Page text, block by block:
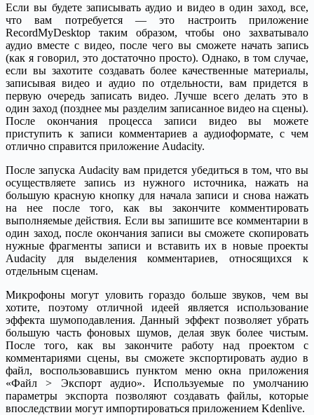
Если вы будете записывать аудио и видео в один заход, все,
что вам потребуется — это настроить приложение
RecordMyDesktop таким образом, чтобы оно захватывало
аудио вместе с видео, после чего вы сможете начать запись
(как я говорил, это достаточно просто). Однако, в том случае,
если вы захотите создавать более качественные материалы,
записывая видео и аудио по отдельности, вам придется в
первую очередь записать видео. Лучше всего делать это в
один заход (позднее мы разделим записанное видео на сцены).
После окончания процесса записи видео вы можете
приступить к записи комментариев а аудиоформате, с чем
отлично справится приложение Audacity.
После запуска Audacity вам придется убедиться в том, что вы
осуществляете запись из нужного источника, нажать на
большую красную кнопку для начала записи и снова нажать
на нее после того, как вы закончите комментировать
выполняемые действия. Если вы запишите все комментарии в
один заход, после окончания записи вы сможете скопировать
нужные фрагменты записи и вставить их в новые проекты
Audacity для выделения комментариев, относящихся к
отдельным сценам.
Микрофоны могут уловить гораздо больше звуков, чем вы
хотите, поэтому отличной идеей является использование
эффекта шумоподавления. Данный эффект позволяет убрать
большую часть фоновых шумов, делая звук более чистым.
После того, как вы закончите работу над проектом с
комментариями сцены, вы сможете экспортировать аудио в
файл, воспользовавшись пунктом меню окна приложения
«Файл > Экспорт аудио». Используемые по умолчанию
параметры экспорта позволяют создавать файлы, которые
впоследствии могут импортироваться приложением Kdenlive.